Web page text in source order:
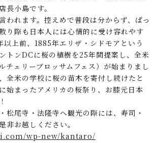
長小島です。
われます。控えめで普段は分からず、ぱっ
り際も日本人には心情的に受け容れやす
以上前、1885年エリザ・シドモアという
トンDCに桜の植樹を25年間提案し、全米
チェリーブロッサムフェス）が始まりまし
全米の学校に桜の苗木を寄付し続けたと
始まったアメリカの桜祭り、お膝元日本
松尾寺・法隆寺へ観光の際には、寿司・
非お越しください。
wp-new/kantaro/